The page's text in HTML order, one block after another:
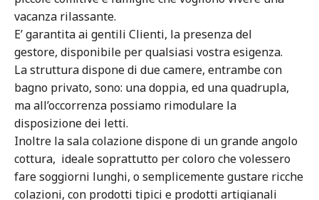
vacanza rilassante.
E’ garantita ai gentili Clienti, la presenza del
gestore, disponibile per qualsiasi vostra esigenza.
La struttura dispone di due camere, entrambe con
bagno privato, sono: una doppia, ed una quadrupla,
ma all’occorrenza possiamo rimodulare la
disposizione dei letti.
Inoltre la sala colazione dispone di un grande angolo
cottura, ideale soprattutto per coloro che volessero
fare soggiorni lunghi, o semplicemente gustare ricche
colazioni, con prodotti tipici e prodotti artigianali